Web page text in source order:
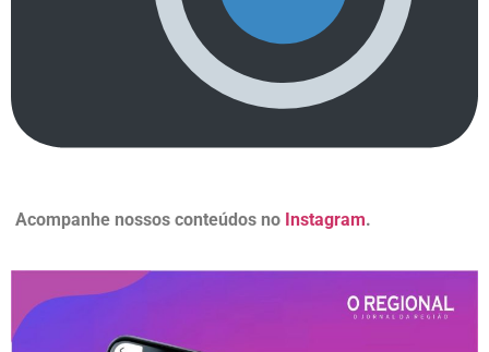
Acompanhe nossos conteúdos no Instagram.